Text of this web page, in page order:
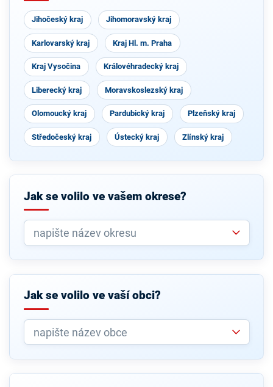
Jihočeský kraj Jihomoravský kraj
Karlovarský kraj Kraj Hl. m. Praha
Kraj Vysočina Královéhradecký kraj
Liberecký kraj Moravskoslezský kraj
Olomoucký kraj Pardubický kraj Plzeňský kraj
Středočeský kraj Ústecký kraj Zlínský kraj
Jak se volilo ve vašem okrese?
Jak se volilo ve vaší obci?